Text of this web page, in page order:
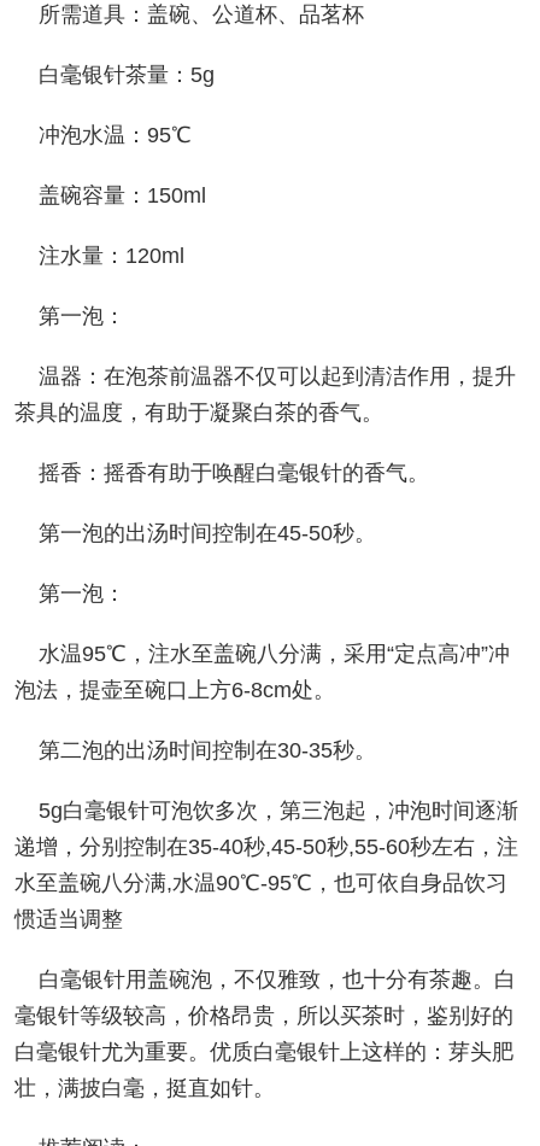
所需道具：盖碗、公道杯、品茗杯
白毫银针茶量：5g
冲泡水温：95℃
盖碗容量：150ml
注水量：120ml
第一泡：
温器：在泡茶前温器不仅可以起到清洁作用，提升
茶具的温度，有助于凝聚白茶的香气。
摇香：摇香有助于唤醒白毫银针的香气。
第一泡的出汤时间控制在45-50秒。
第一泡：
水温95℃，注水至盖碗八分满，采用“定点高冲”冲
泡法，提壶至碗口上方6-8cm处。
第二泡的出汤时间控制在30-35秒。
5g白毫银针可泡饮多次，第三泡起，冲泡时间逐渐
递增，分别控制在35-40秒,45-50秒,55-60秒左右，注
水至盖碗八分满,水温90℃-95℃，也可依自身品饮习
惯适当调整
白毫银针用盖碗泡，不仅雅致，也十分有茶趣。白
毫银针等级较高，价格昂贵，所以买茶时，鉴别好的
白毫银针尤为重要。优质白毫银针上这样的：芽头肥
壮，满披白毫，挺直如针。